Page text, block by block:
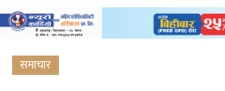
समाचार